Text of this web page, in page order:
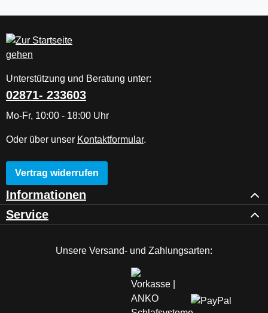
Unterstützung und Beratung unter:
02871- 233603
Mo-Fr, 10:00 - 18:00 Uhr
Oder über unser Kontaktformular.
Vertrag widerrufen
Informationen
Service
Unsere Versand- und Zahlungsarten: